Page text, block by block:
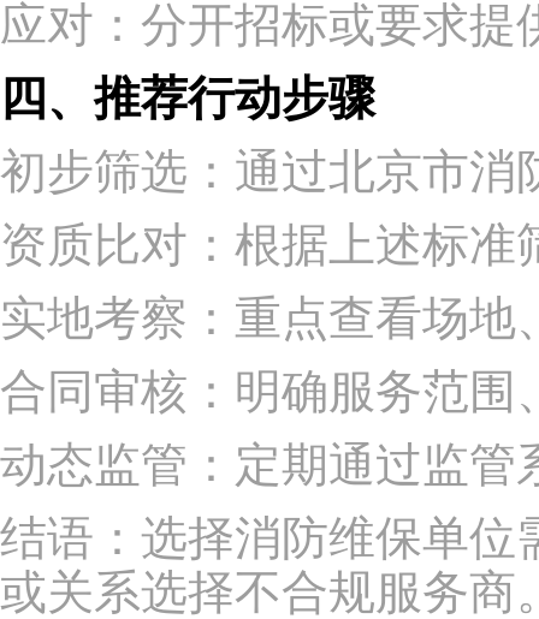
应对：分开招标或要求提
四、推荐行动步骤
初步筛选：通过北京市消
资质比对：根据上述标准
实地考察：重点查看场地
合同审核：明确服务范围
动态监管：定期通过监管
结语：选择消防维保单位
或关系选择不合规服务商